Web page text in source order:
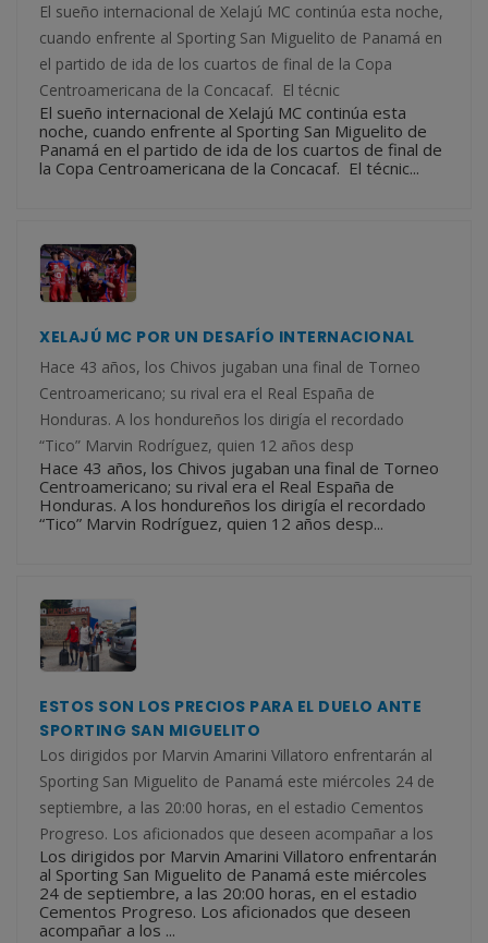
El sueño internacional de Xelajú MC continúa esta noche,
cuando enfrente al Sporting San Miguelito de Panamá en
el partido de ida de los cuartos de final de la Copa
Centroamericana de la Concacaf. El técnic
El sueño internacional de Xelajú MC continúa esta
noche, cuando enfrente al Sporting San Miguelito de
Panamá en el partido de ida de los cuartos de final de
la Copa Centroamericana de la Concacaf. El técnic...
XELAJÚ MC POR UN DESAFÍO INTERNACIONAL
Hace 43 años, los Chivos jugaban una final de Torneo
Centroamericano; su rival era el Real España de
Honduras. A los hondureños los dirigía el recordado
“Tico” Marvin Rodríguez, quien 12 años desp
Hace 43 años, los Chivos jugaban una final de Torneo
Centroamericano; su rival era el Real España de
Honduras. A los hondureños los dirigía el recordado
“Tico” Marvin Rodríguez, quien 12 años desp...
ESTOS SON LOS PRECIOS PARA EL DUELO ANTE
SPORTING SAN MIGUELITO
Los dirigidos por Marvin Amarini Villatoro enfrentarán al
Sporting San Miguelito de Panamá este miércoles 24 de
septiembre, a las 20:00 horas, en el estadio Cementos
Progreso. Los aficionados que deseen acompañar a los
Los dirigidos por Marvin Amarini Villatoro enfrentarán
al Sporting San Miguelito de Panamá este miércoles
24 de septiembre, a las 20:00 horas, en el estadio
Cementos Progreso. Los aficionados que deseen
acompañar a los ...